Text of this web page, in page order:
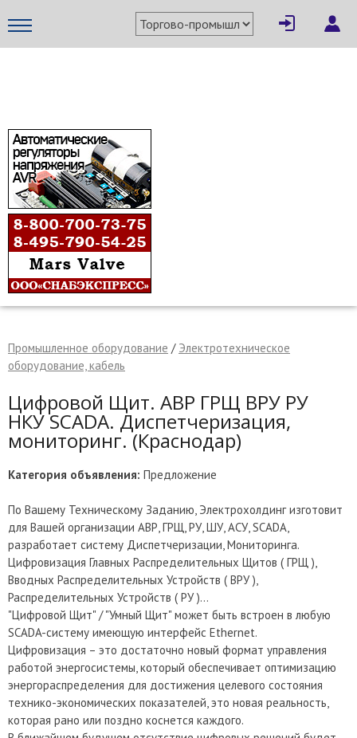
Промышленное оборудование / Электротехническое
оборудование, кабель
Цифровой Щит. АВР ГРЩ ВРУ РУ
НКУ SCADA. Диспетчеризация,
мониторинг. (Краснодар)
Категория объявления: Предложение
По Вашему Техническому Заданию, Электрохолдинг изготовит
для Вашей организации АВР, ГРЩ, РУ, ШУ, АСУ, SCADA,
разработает систему Диспетчеризации, Мониторинга.
Цифровизация Главных Распределительных Щитов ( ГРЩ ),
Вводных Распределительных Устройств ( ВРУ ),
Распределительных Устройств ( РУ )…
"Цифровой Щит" / "Умный Щит" может быть встроен в любую
SCADA-систему имеющую интерфейс Ethernet.
Цифровизация – это достаточно новый формат управления
работой энергосистемы, который обеспечивает оптимизацию
энергораспределения для достижения целевого состояния
технико-экономических показателей, это новая реальность,
которая рано или поздно коснется каждого.
× Написать поставщику